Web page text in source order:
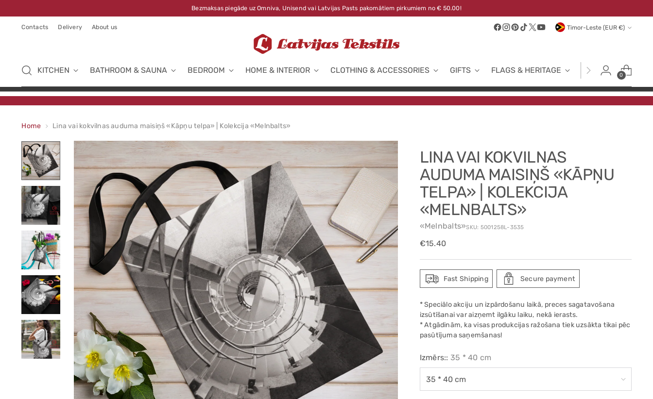
Bezmaksas piegāde uz Omniva, Unisend vai Latvijas Pasts pakomātiem pirkumiem no € 50.00!
Contacts Delivery About us Currency Timor-Leste (EUR €)
KITCHEN BATHROOM & SAUNA BEDROOM HOME & INTERIOR CLOTHING & ACCESSORIES GIFTS FLAGS & HERITAGE FABRICS
0
Home Lina vai kokvilnas auduma maisiņš «Kāpņu telpa» | Kolekcija «Melnbalts»
LINA VAI KOKVILNAS
AUDUMA MAISIŅŠ «KĀPŅU
TELPA» | KOLEKCIJA
«MELNBALTS»
«Melnbalts»SKU: 5001258L-3535
Regular
€15.40
Fast Shipping Secure payment
* Speciālo akciju un izpārdošanu laikā, preces sagatavošana
izsūtīšanai var aizņemt ilgāku laiku, nekā ierasts.
* Atgādinām, ka visas produkcijas ražošana tiek uzsākta tikai pēc
pasūtījuma saņemšanas!
Izmērs:: 35 * 40 cm